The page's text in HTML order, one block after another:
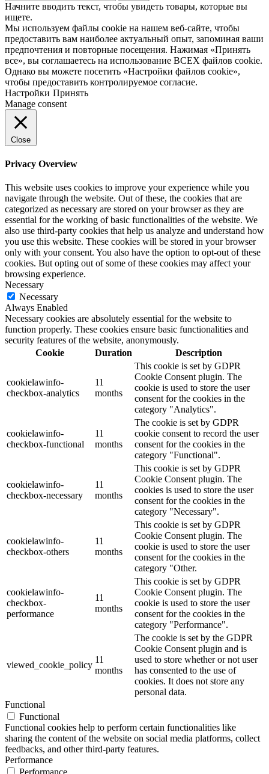
Начните вводить текст, чтобы увидеть товары, которые вы
ищете.
Мы используем файлы cookie на нашем веб-сайте, чтобы
предоставить вам наиболее актуальный опыт, запоминая ваши
предпочтения и повторные посещения. Нажимая «Принять
все», вы соглашаетесь на использование ВСЕХ файлов cookie.
Однако вы можете посетить «Настройки файлов cookie»,
чтобы предоставить контролируемое согласие.
Настройки Принять
Manage consent
Close
Privacy Overview
This website uses cookies to improve your experience while you
navigate through the website. Out of these, the cookies that are
categorized as necessary are stored on your browser as they are
essential for the working of basic functionalities of the website. We
also use third-party cookies that help us analyze and understand how
you use this website. These cookies will be stored in your browser
only with your consent. You also have the option to opt-out of these
cookies. But opting out of some of these cookies may affect your
browsing experience.
Necessary
Necessary
Always Enabled
Necessary cookies are absolutely essential for the website to
function properly. These cookies ensure basic functionalities and
security features of the website, anonymously.
Cookie
Duration Description
cookielawinfo-
checkbox-analytics
11
months
This cookie is set by GDPR
Cookie Consent plugin. The
cookie is used to store the user
consent for the cookies in the
category "Analytics".
cookielawinfo-
checkbox-functional
11
months
The cookie is set by GDPR
cookie consent to record the user
consent for the cookies in the
category "Functional".
cookielawinfo-
checkbox-necessary
11
months
This cookie is set by GDPR
Cookie Consent plugin. The
cookies is used to store the user
consent for the cookies in the
category "Necessary".
cookielawinfo-
checkbox-others
11
months
This cookie is set by GDPR
Cookie Consent plugin. The
cookie is used to store the user
consent for the cookies in the
category "Other.
cookielawinfo-
checkbox-
performance
11
months
This cookie is set by GDPR
Cookie Consent plugin. The
cookie is used to store the user
consent for the cookies in the
category "Performance".
viewed_cookie_policy
11
months
The cookie is set by the GDPR
Cookie Consent plugin and is
used to store whether or not user
has consented to the use of
cookies. It does not store any
personal data.
Functional
Functional
Functional cookies help to perform certain functionalities like
sharing the content of the website on social media platforms, collect
feedbacks, and other third-party features.
Performance